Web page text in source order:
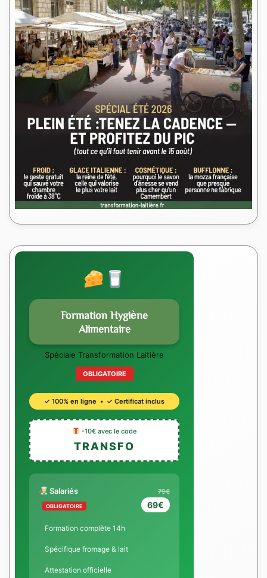
Formation Hygiène
Alimentaire
Spéciale Transformation Laitière
OBLIGATOIRE
✓ 100% en ligne • ✓ Certificat inclus
-10€ avec le code
TRANSFO
Salariés
OBLIGATOIRE
79€
69€
Formation complète 14h
Spécifique fromage & lait
Attestation officielle